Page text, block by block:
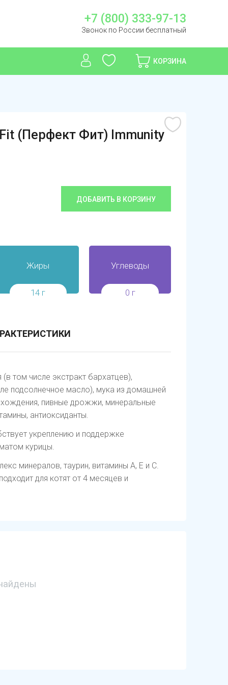
+7 (800) 333-97-13
Звонок по России бесплатный
КОРЗИНА
(Перфект Фит) Immunity
ДОБАВИТЬ В КОРЗИНУ
Жиры
14 г
Углеводы
0 г
том числе экстракт бархатцев),
подсолнечное масло), мука из домашней
пивные дрожжи, минеральные
антиоксиданты.
укреплению и поддержке
курицы.
минералов, таурин, витамины А, Е и С.
для котят от 4 месяцев и